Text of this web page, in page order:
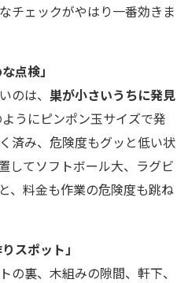
チェックがやはり一番効きま
点検」
のは、 巣が小さいうちに発見
うにピンポン玉サイズで発
済み、危険度もグッと低い状
してソフトボール大、ラグビ
、料金も作業の危険度も跳ね
スポット」
の裏、木組みの隙間、軒下、